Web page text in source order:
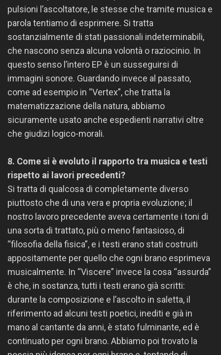
pulsioni l’ascoltatore, le stesse che tramite musica e
parola tentiamo di esprimere. Si tratta
sostanzialmente di stati passionali indeterminabili,
che nascono senza alcuna volontà o raziocinio. In
questo senso l’intero EP è un susseguirsi di
immagini sonore. Guardando invece al passato,
come ad esempio in “Vertex”, che tratta la
matematizzazione della natura, abbiamo
sicuramente usato anche espedienti narrativi oltre
che giudizi logico-morali.
8. Come si è evoluto il rapporto tra musica e testi
rispetto ai lavori precedenti?
Si tratta di qualcosa di completamente diverso
piuttosto che di una vera e propria evoluzione; il
nostro lavoro precedente aveva certamente i toni di
una sorta di trattato, più o meno fantasioso, di
“filosofia della fisica”, e i testi erano stati costruiti
appositamente per quello che ogni brano esprimeva
musicalmente. In “Viscere” invece la cosa “assurda”
è che, in sostanza, tutti i testi erano già scritti:
durante la composizione e l’ascolto in saletta, il
riferimento ad alcuni testi poetici, inediti e già in
mano al cantante da anni, è stato fulminante, ed è
continuato per ogni brano. Abbiamo poi trovato la